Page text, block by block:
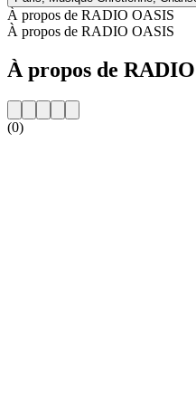
À propos de RADIO OASIS
À propos de RADIO OASIS
À propos de
(0)